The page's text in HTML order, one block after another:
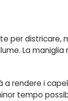
per districare,
La
rendere i
tempo